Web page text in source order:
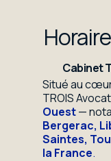
Cabinet
Situé au
TROIS
Ouest—
Bergerac,
Saintes,
la France.